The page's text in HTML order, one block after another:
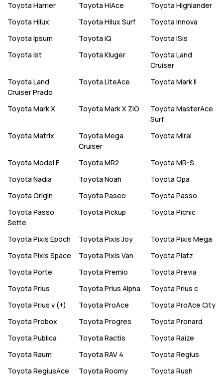
Toyota Harrier Toyota HiAce Toyota Highlander
Toyota Hilux Toyota Hilux Surf Toyota Innova
Toyota Ipsum Toyota iQ Toyota ISis
Toyota Ist Toyota Kluger Toyota Land
Cruiser
Toyota Land
Cruiser Prado
Toyota LiteAce Toyota Mark II
Toyota Mark X Toyota Mark X ZiO Toyota MasterAce
Surf
Toyota Matrix Toyota Mega
Cruiser
Toyota Mirai
Toyota Model F Toyota MR2 Toyota MR-S
Toyota Nadia Toyota Noah Toyota Opa
Toyota Origin Toyota Paseo Toyota Passo
Toyota Passo
Sette
Toyota Pickup Toyota Picnic
Toyota Pixis Epoch Toyota Pixis Joy Toyota Pixis Mega
Toyota Pixis Space Toyota Pixis Van Toyota Platz
Toyota Porte Toyota Premio Toyota Previa
Toyota Prius Toyota Prius Alpha Toyota Prius c
Toyota Prius v (+) Toyota ProAce Toyota ProAce City
Toyota Probox Toyota Progres Toyota Pronard
Toyota Publica Toyota Ractis Toyota Raize
Toyota Raum Toyota RAV 4 Toyota Regius
Toyota RegiusAce Toyota Roomy Toyota Rush